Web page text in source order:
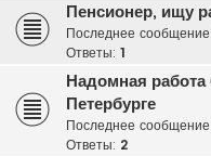
Пенсионер, ищу
Последнее сообщение
Ответы: 1
Надомная
Петербурге
Последнее сообщение
Ответы: 2